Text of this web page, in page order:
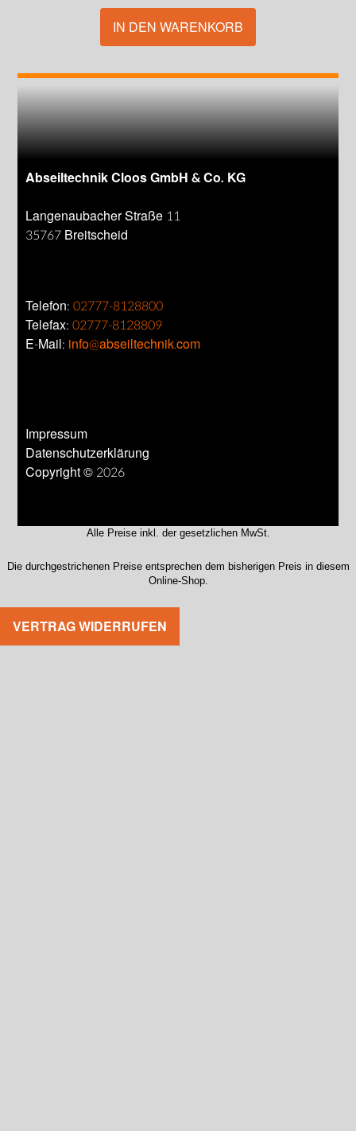
IN DEN WARENKORB
Abseiltechnik Cloos GmbH & Co. KG
Langenaubacher Straße 11
35767 Breitscheid
Telefon:02777-8128800
Telefax:02777-8128809
E-Mail: info@abseiltechnik.com
Impressum
Datenschutzerklärung
Copyright © 2026
Alle Preise inkl. der gesetzlichen MwSt.
Die durchgestrichenen Preise entsprechen dem bisherigen Preis in diesem
Online-Shop.
VERTRAG WIDERRUFEN